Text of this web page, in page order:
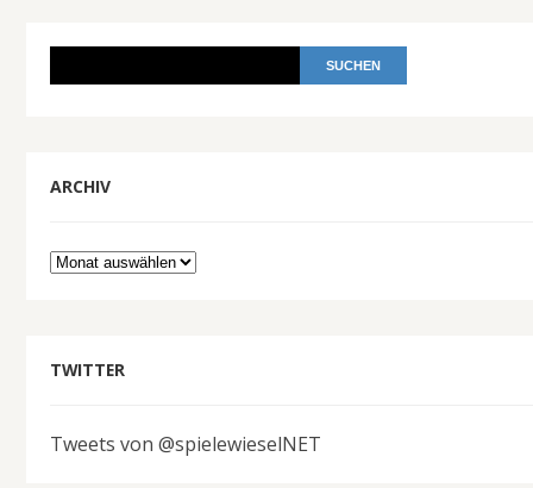
ARCHIV
Archiv
TWITTER
Tweets von @spielewieselNET